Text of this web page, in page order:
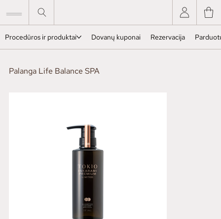
Procedūros ir produktai Dovanų kuponai Rezervacija
Palanga Life Balance SPA